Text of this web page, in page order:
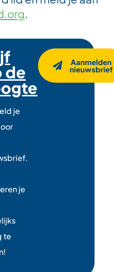
.
de
je
je
te
Aanmelden
nieuwsbrief